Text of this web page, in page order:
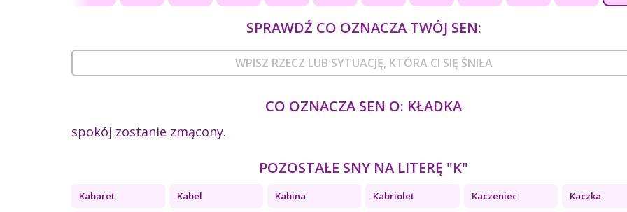
SPRAWDŹ CO OZNACZA TWÓJ SEN:
CO OZNACZA SEN O: KŁADKA
spokój zostanie zmącony.
POZOSTAŁE SNY NA LITERĘ "K"
Kabaret Kabel Kabina Kabriolet Kaczeniec Kaczka